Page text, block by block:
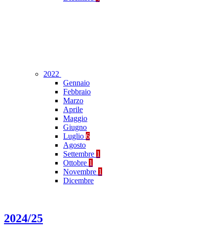
2022
Gennaio
Febbraio
Marzo
Aprile
Maggio
Giugno
Luglio 6
Agosto
Settembre 1
Ottobre 1
Novembre 1
Dicembre
2024/25